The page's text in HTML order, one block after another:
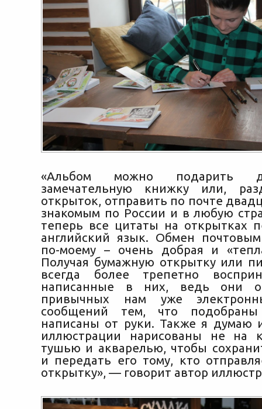
«Альбом можно подарить
замечательную книжку или,
открыток, отправить по почте
знакомым по России и в любую
теперь все цитаты на открытках
английский язык. Обмен
по-моему – очень добрая и
Получая бумажную открытку или
всегда более трепетно
написанные в них, ведь они
привычных нам уже
сообщений тем, что
написаны от руки. Также я думаю
иллюстрации нарисованы не на
тушью и акварелью, чтобы
и передать его тому, кто
открытку», — говорит автор